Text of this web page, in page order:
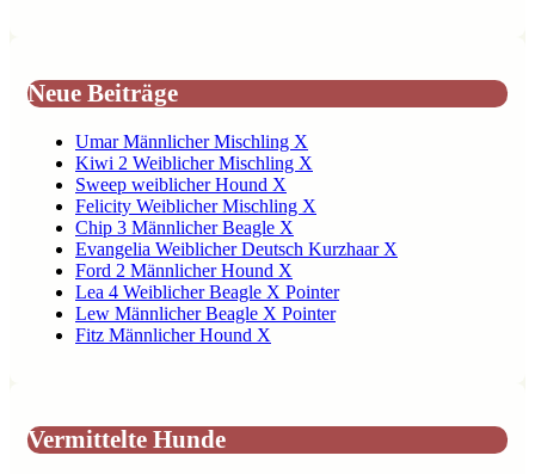
Neue Beiträge
Umar Männlicher Mischling X
Kiwi 2 Weiblicher Mischling X
Sweep weiblicher Hound X
Felicity Weiblicher Mischling X
Chip 3 Männlicher Beagle X
Evangelia Weiblicher Deutsch Kurzhaar X
Ford 2 Männlicher Hound X
Lea 4 Weiblicher Beagle X Pointer
Lew Männlicher Beagle X Pointer
Fitz Männlicher Hound X
Vermittelte Hunde